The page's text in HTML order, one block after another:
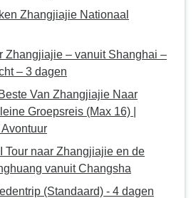
Zhangjiajie Nationaal
Zhangjiajie – vanuit Shanghai –
– 3 dagen
Van Zhangjiajie Naar
Groepsreis (Max 16) |
Tour naar Zhangjiajie en de
vanuit Changsha
(Standaard) - 4 dagen